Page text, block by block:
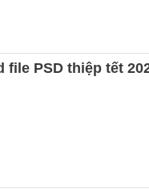
file PSD thiệp tết